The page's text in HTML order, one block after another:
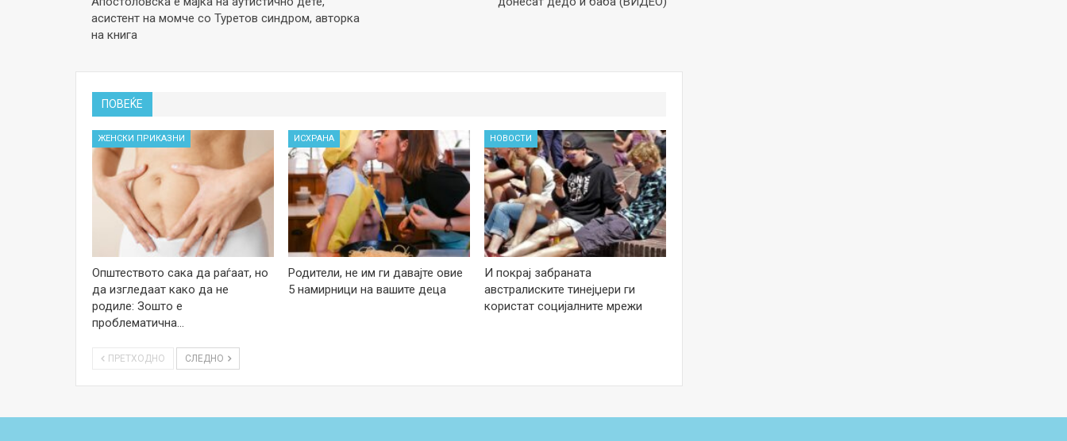
асистент на момче со Туретов синдром, авторка
на книга
ПОВЕЌЕ
ЖЕНСКИ ПРИКАЗНИ
Општеството сака да раѓаат, но
да изгледаат како да не
родиле: Зошто е
проблематична…
ИСХРАНА
Родители, не им ги давајте овие
5 намирници на вашите деца
НОВОСТИ
И покрај забраната
австралиските тинејџери ги
користат социјалните мрежи
ПРЕТХОДНО СЛЕДНО